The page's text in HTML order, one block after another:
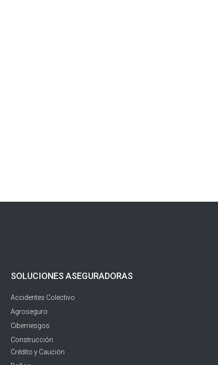
SOLUCIONES ASEGURADORAS
Accidentes Colectivo
Agroseguro
Ciberriesgos
Construcción
Crédito y Caución